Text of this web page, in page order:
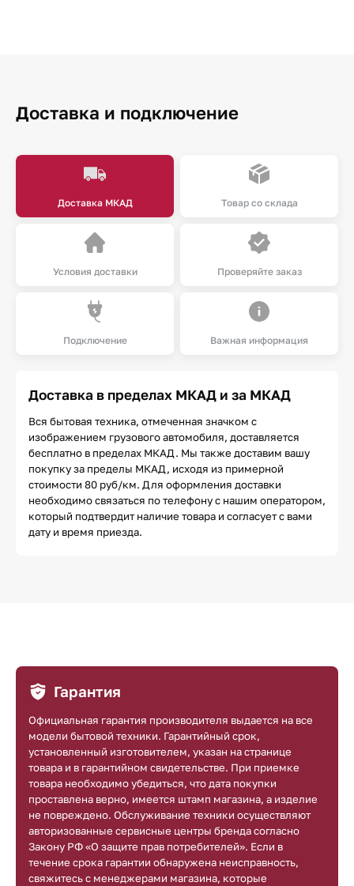
Доставка и подключение
Доставка МКАД Товар со склада
Условия доставки Проверяйте заказ
Подключение Важная информация
Доставка в пределах МКАД и за МКАД
Вся бытовая техника, отмеченная значком с
изображением грузового автомобиля, доставляется
бесплатно в пределах МКАД. Мы также доставим вашу
покупку за пределы МКАД, исходя из примерной
стоимости 80 руб/км. Для оформления доставки
необходимо связаться по телефону с нашим оператором,
который подтвердит наличие товара и согласует с вами
дату и время приезда.
Гарантия
Официальная гарантия производителя выдается на все
модели бытовой техники. Гарантийный срок,
установленный изготовителем, указан на странице
товара и в гарантийном свидетельстве. При приемке
товара необходимо убедиться, что дата покупки
проставлена верно, имеется штамп магазина, а изделие
не повреждено. Обслуживание техники осуществляют
авторизованные сервисные центры бренда согласно
Закону РФ «О защите прав потребителей». Если в
течение срока гарантии обнаружена неисправность,
свяжитесь с менеджерами магазина, которые